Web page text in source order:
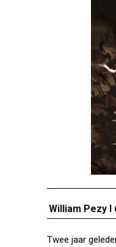
William Pezy I
Twee jaar